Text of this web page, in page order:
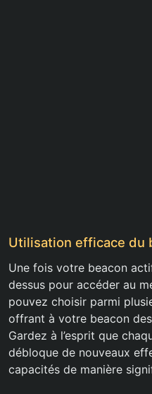
Utilisation efficace du
Une fois votre beacon
dessus pour accéder au
pouvez choisir parmi
offrant à votre beacon
Gardez à l’esprit que
débloque de nouveaux
capacités de manière